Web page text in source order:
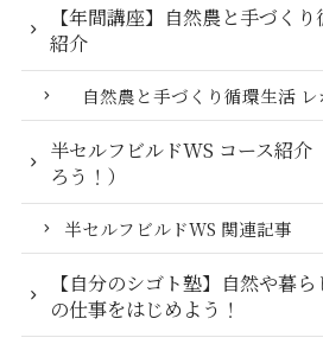
【年間講座】自然農と手づく
紹介
自然農と手づくり循環生活 レ
半セルフビルドWS コース紹介
ろう！）
半セルフビルドWS 関連記事
【自分のシゴト塾】自然や暮
の仕事をはじめよう！